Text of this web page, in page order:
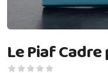
Le Piaf